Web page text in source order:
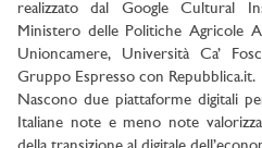
realizzato dal Google Cultural
Ministero delle Politiche Agricole
Unioncamere, Università Ca’
Gruppo Espresso con Repubblica.it.
Nascono due piattaforme digitali
Italiane note e meno note